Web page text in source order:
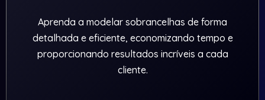
Aprenda a modelar sobrancelhas de forma
detalhada e eficiente, economizando tempo e
proporcionando resultados incríveis a cada
cliente.